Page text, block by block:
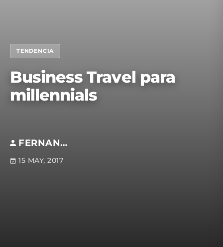
TENDENCIA
Business Travel para
millennials
FERNANDO FAMANÍA
15 MAY, 2017